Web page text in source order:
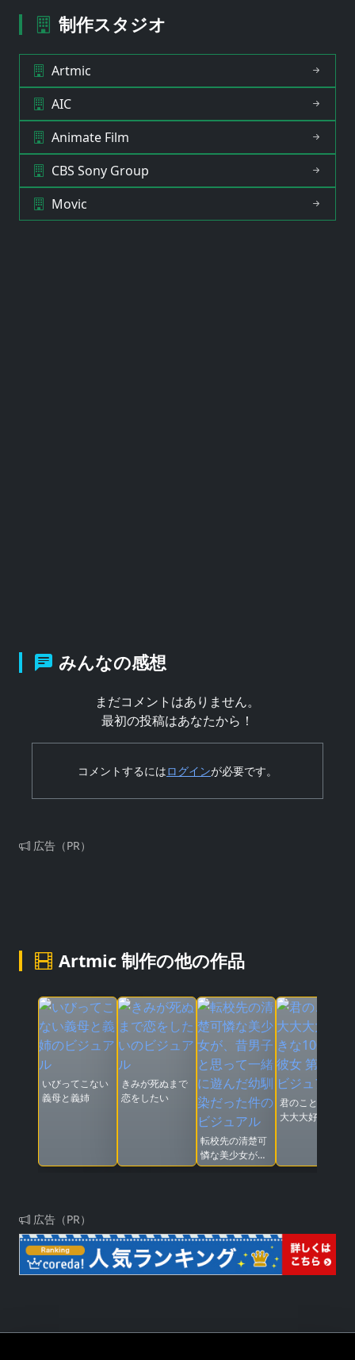
制作スタジオ
Artmic
AIC
Animate Film
CBS Sony Group
Movic
みんなの感想
まだコメントはありません。
最初の投稿はあなたから！
コメントするにはログインが必要です。
広告（PR）
Artmic 制作の他の作品
いびってこない
義母と義姉
きみが死ぬまで
恋をしたい
転校先の清楚可
憐な美少女が、
昔男子と思って
君のことが大大
大大大好きな
広告（PR）